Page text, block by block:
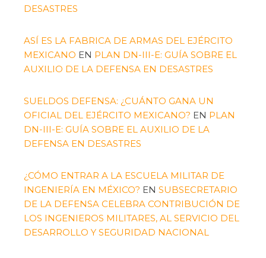
DESASTRES
ASÍ ES LA FABRICA DE ARMAS DEL EJÉRCITO
MEXICANO EN PLAN DN-III-E: GUÍA SOBRE EL
AUXILIO DE LA DEFENSA EN DESASTRES
SUELDOS DEFENSA: ¿CUÁNTO GANA UN
OFICIAL DEL EJÉRCITO MEXICANO? EN PLAN
DN-III-E: GUÍA SOBRE EL AUXILIO DE LA
DEFENSA EN DESASTRES
¿CÓMO ENTRAR A LA ESCUELA MILITAR DE
INGENIERÍA EN MÉXICO? EN SUBSECRETARIO
DE LA DEFENSA CELEBRA CONTRIBUCIÓN DE
LOS INGENIEROS MILITARES, AL SERVICIO DEL
DESARROLLO Y SEGURIDAD NACIONAL